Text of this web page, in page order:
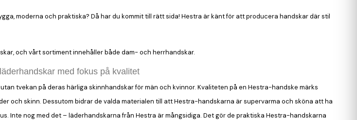
moderna och praktiska? Då har du kommit till rätt sida! Hestra är känt för att producera handskar där stil
och vårt sortiment innehåller både dam- och herrhandskar.
med fokus på kvalitet
tvekan på deras härliga skinnhandskar för män och kvinnor. Kvaliteten på en Hestra-handske märks
och skinn. Dessutom bidrar de valda materialen till att Hestra-handskarna är supervarma och sköna att ha
Inte nog med det – läderhandskarna från Hestra är mångsidiga. Det gör de praktiska Hestra-handskarna